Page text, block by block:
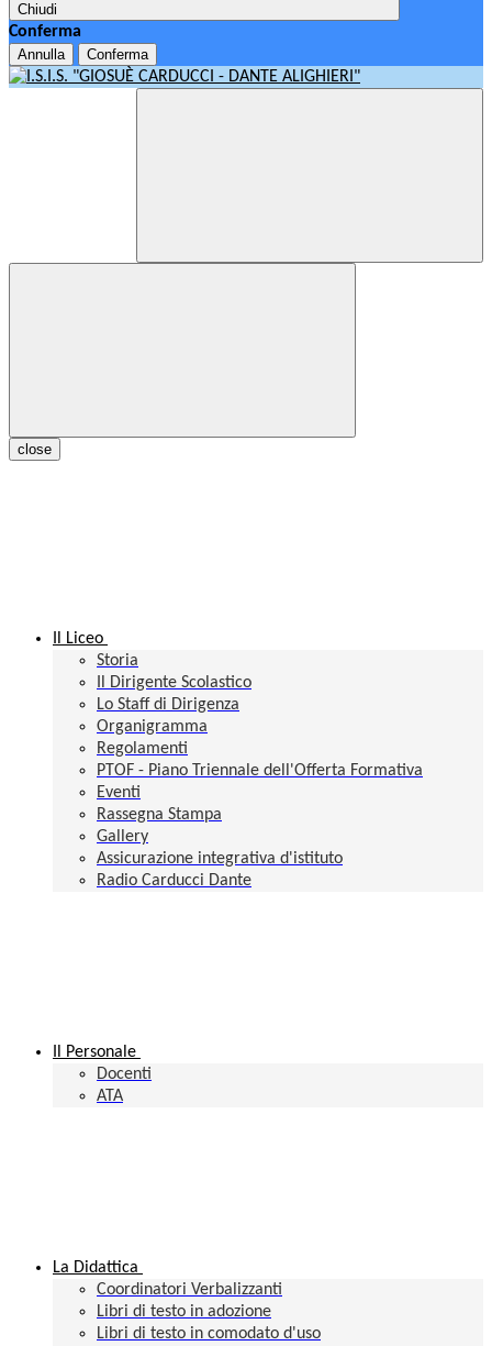
Chiudi
Conferma
Annulla Conferma
close
Il Liceo
Storia
Il Dirigente Scolastico
Lo Staff di Dirigenza
Organigramma
Regolamenti
PTOF - Piano Triennale dell'Offerta Formativa
Eventi
Rassegna Stampa
Gallery
Assicurazione integrativa d'istituto
Radio Carducci Dante
Il Personale
Docenti
ATA
La Didattica
Coordinatori Verbalizzanti
Libri di testo in adozione
Libri di testo in comodato d'uso